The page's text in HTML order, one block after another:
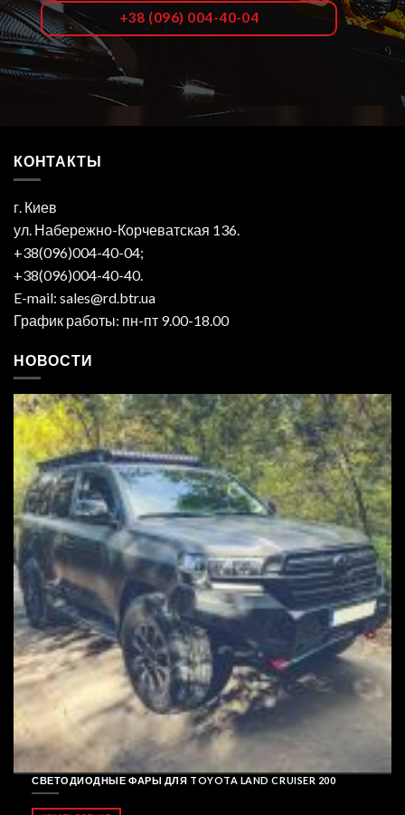
+38 (096) 004-40-04
КОНТАКТЫ
г. Киев
ул. Набережно-Корчеватская 136.
+38(096)004-40-04;
+38(096)004-40-40.
E-mail: sales@rd.btr.ua
График работы: пн-пт 9.00-18.00
НОВОСТИ
СВЕТОДИОДНЫЕ ФАРЫ ДЛЯ TOYOTA LAND CRUISER 200